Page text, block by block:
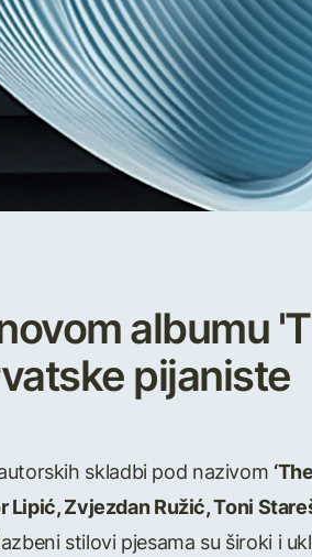
albumu
pijaniste
skladbi pod nazivom
Lipić, Zvjezdan Ružić, Toni
stilovi pjesama su široki i